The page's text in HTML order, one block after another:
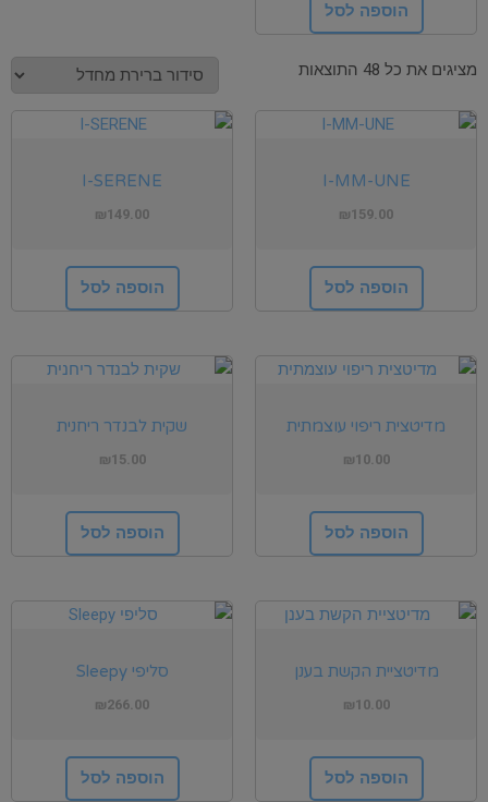
הוספה לסל
מציגים את כל ⁦48⁩ התוצאות
I-MM-UNE
₪159.00
הוספה לסל
I-SERENE
₪149.00
הוספה לסל
מדיטצית ריפוי עוצמתית
₪10.00
הוספה לסל
שקית לבנדר ריחנית
₪15.00
הוספה לסל
מדיטציית הקשת בענן
₪10.00
הוספה לסל
סליפי Sleepy
₪266.00
הוספה לסל